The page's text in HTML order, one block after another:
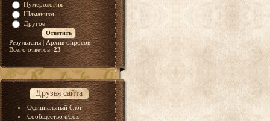
Нумерология
Шаманизм
Другое
Результаты | Архив опросов
Всего ответов:23
Друзья сайта
Официальный блог
Сообщество uCoz